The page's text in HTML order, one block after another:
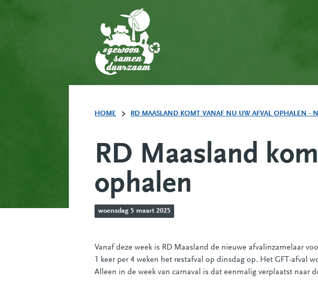
HOME RD MAASLAND KOMT VANAF NU UW AFVAL OPHALEN -
RD Maasland
ophalen
woensdag 5 maart 2025
Vanaf deze week is RD Maasland de nieuwe afvalinzamelaar
1 keer per 4 weken het restafval op dinsdag op. Het GFT-afval
Alleen in de week van carnaval is dat eenmalig verplaatst naar